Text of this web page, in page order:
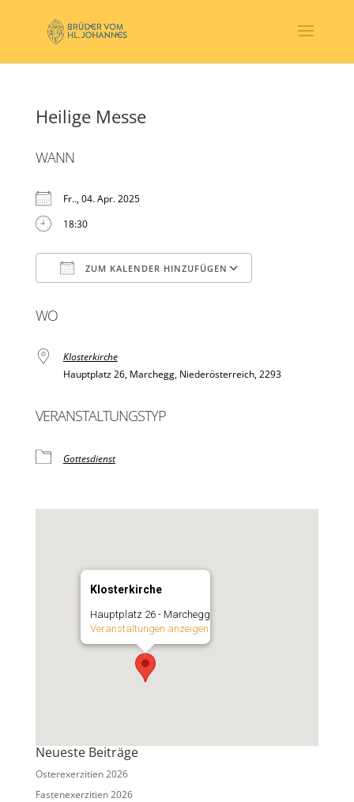
Heilige Messe
WANN
Fr.., 04. Apr. 2025
18:30
ZUM KALENDER HINZUFÜGEN
WO
Klosterkirche
Hauptplatz 26, Marchegg, Niederösterreich, 2293
VERANSTALTUNGSTYP
Gottesdienst
Klosterkirche
Hauptplatz 26 - Marchegg
Veranstaltungen anzeigen
Neueste Beiträge
Osterexerzitien 2026
Fastenexerzitien 2026